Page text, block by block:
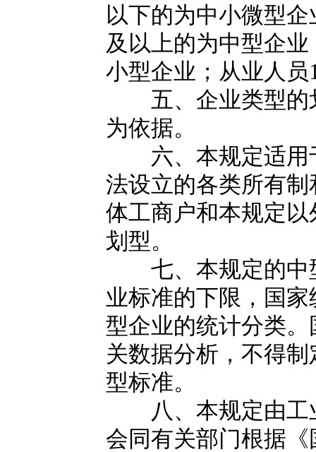
以下的为中小微型
及以上的为中型企
小型企业；从业人
五、企业类型的
为依据。
六、本规定适用
法设立的各类所有
体工商户和本规定
划型。
七、本规定的中
业标准的下限，国
型企业的统计分类
关数据分析，不得
型标准。
八、本规定由工
会同有关部门根据